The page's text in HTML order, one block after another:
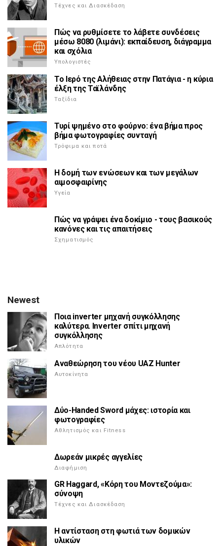
Τέχνες και Διασκέδαση
Πώς να ρυθμίσετε το λάβετε συνδέσεις
μέσω 8080 (λιμάνι): εκπαίδευση, διάγραμμα
και σχόλια
Υπολογιστές
Το Ιερό της Αλήθειας στην Πατάγια - η κύρια
έλξη της Ταϊλάνδης
Ταξίδια
Τυρί ψημένο στο φούρνο: ένα βήμα προς
βήμα φωτογραφίες συνταγή
Τρόφιμα και ποτά
Η δομή των ενώσεων και των μεγάλων
αιμοσφαιρίνης
Υγεία
Πώς να γράψει ένα δοκίμιο - τους βασικούς
κανόνες και τις απαιτήσεις
Σχηματισμός
Newest
Ποια inverter μηχανή συγκόλλησης
καλύτερα. Inverter σπίτι μηχανή
συγκόλλησης
Απλότητα
Αναθεώρηση του νέου UAZ Hunter
Αυτοκίνητα
Δύο-Handed Sword μάχες: ιστορία και
φωτογραφίες
Αθλητισμός και Fitness
Δωρεάν μικρές αγγελίες
Διαφήμιση
GR Haggard, «Κόρη του Μοντεζούμα»:
σύνοψη
Τέχνες και Διασκέδαση
Η αντίσταση στη φωτιά των δομικών
υλικών